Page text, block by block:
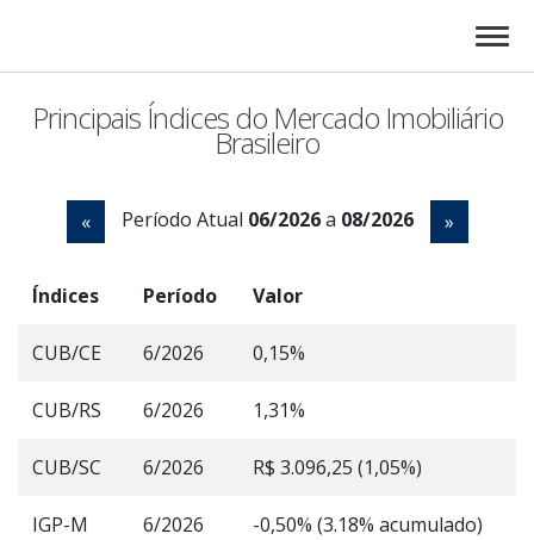
Principais Índices do Mercado Imobiliário
Brasileiro
« Período Atual 06/2026a 08/2026 »
Índices Período Valor
CUB/CE 6/2026 0,15%
CUB/RS 6/2026 1,31%
CUB/SC 6/2026 R$ 3.096,25 (1,05%)
IGP-M 6/2026 -0,50% (3.18% acumulado)